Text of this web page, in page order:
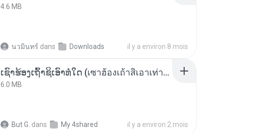
4.6 MB
นวมินทร์ dans Downloads il y a environ 8 mois
ເຊົາຮ້ອງເຖົ້າຊິເອົາທໍ່ໃດ (เซาฮ้องเถ้าสิเอาเท่าใด) ບຸນເກີດ ຫນູຫ່ວງ ft. ໂສພາ ຈຸນທະລາ
6.0 MB
But G. dans My 4shared il y a environ 2 mois